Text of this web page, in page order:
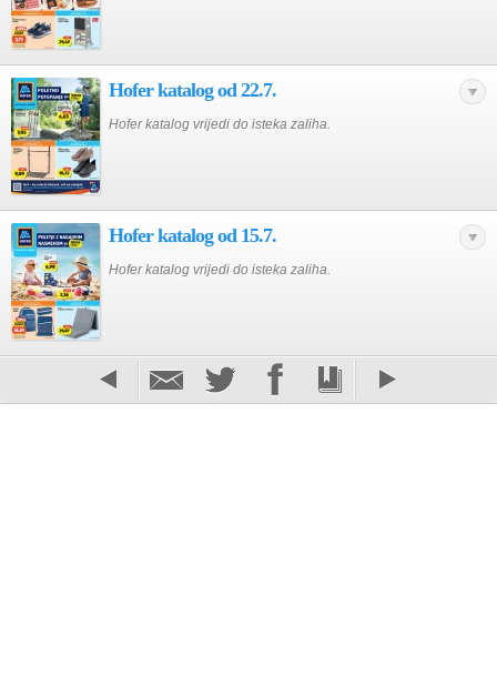
Hofer katalog od 22.7.
Hofer katalog vrijedi do isteka zaliha.
Hofer katalog od 15.7.
Hofer katalog vrijedi do isteka zaliha.